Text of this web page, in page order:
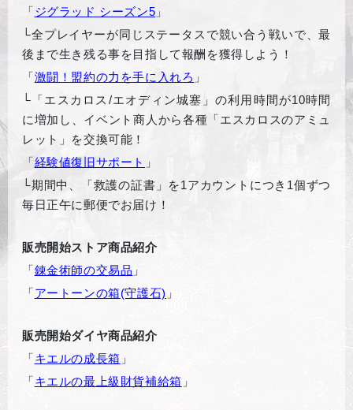
「ジグラッド シーズン5 」
└全プレイヤーが同じステータスで競い合う戦いで、最
後まで生き残る事を目指して報酬を獲得しよう！
「激闘！盟約の力を手に入れろ 」
└ 「エスカロス/エオディン城塞」の利用時間が10時間
に増加し、イベント商人から各種「エスカロスのアミュ
レット」を交換可能！
「経験値復旧サポート 」
└期間中、「救護の証書」を1アカウントにつき1個ずつ
毎日正午に郵便でお届け！
販売開始ストア商品紹介
「錬金術師の交易品 」
「アートーンの箱(守護石) 」
販売開始ダイヤ商品紹介
「キエルの成長箱 」
「キエルの最上級財貨補給箱 」